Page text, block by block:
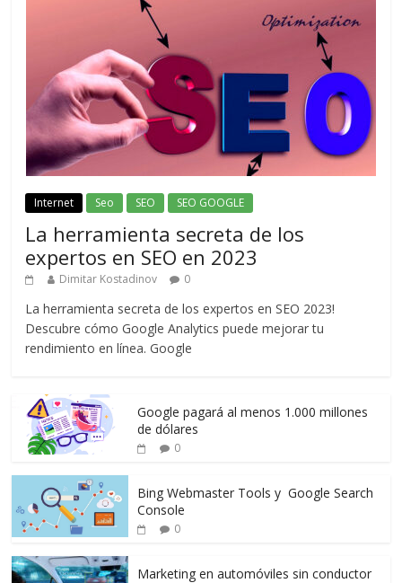
Internet Seo SEO SEO GOOGLE
La herramienta secreta de los
expertos en SEO en 2023
Dimitar Kostadinov 0
La herramienta secreta de los expertos en SEO 2023!
Descubre cómo Google Analytics puede mejorar tu
rendimiento en línea. Google
Google pagará al menos 1.000 millones
de dólares
0
Bing Webmaster Tools y Google Search
Console
0
Marketing en automóviles sin conductor